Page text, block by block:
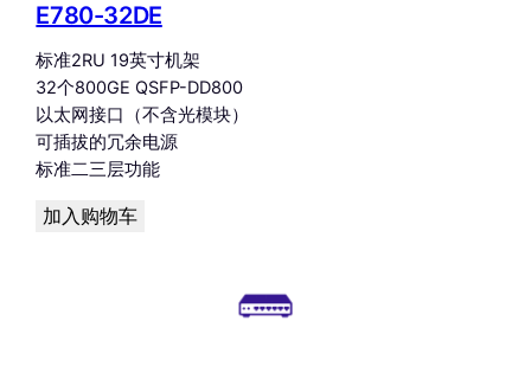
E780-32DE
标准2RU 19英寸机架
32个800GE QSFP-DD800
以太网接口（不含光模块）
可插拔的冗余电源
标准二三层功能
加入购物车